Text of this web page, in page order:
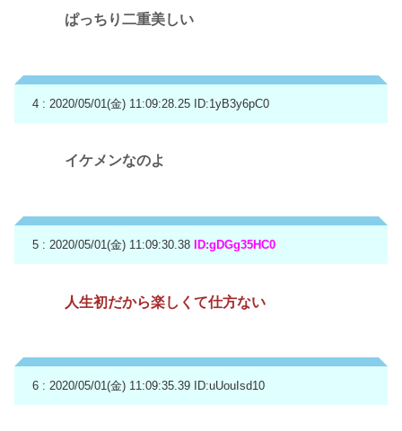
ぱっちり二重美しい
4 : 2020/05/01(金) 11:09:28.25 ID:1yB3y6pC0
イケメンなのよ
5 : 2020/05/01(金) 11:09:30.38 ID:gDGg35HC0
人生初だから楽しくて仕方ない
6 : 2020/05/01(金) 11:09:35.39 ID:uUouIsd10